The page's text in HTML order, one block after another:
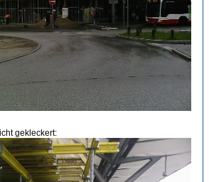
gekleckert: